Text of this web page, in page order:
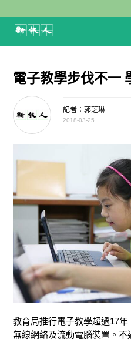
電子教學步伐不一
記者：郭芝琳
2018-03-25
教育局推行電子教學超過17
無線網絡及流動電腦裝置。